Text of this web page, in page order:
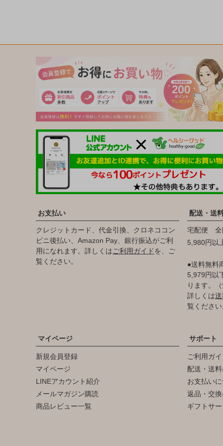
お支払い
クレジットカード、代金引換、クロネココン
ビニ後払い、Amazon Pay、銀行振込がご利
用になれます。詳しくはご利用ガイドを、ご
覧ください。
配送・送
宅配便 全
5,980円以
●送料無料
5,979円以
ります。
詳しくは
覧くださ
マイページ
新規会員登録
マイページ
LINEアカウント紹介
メールマガジン購読
商品レビュー一覧
サポート
ご利用ガ
配送・送
お支払い
返品・交
ギフトサ